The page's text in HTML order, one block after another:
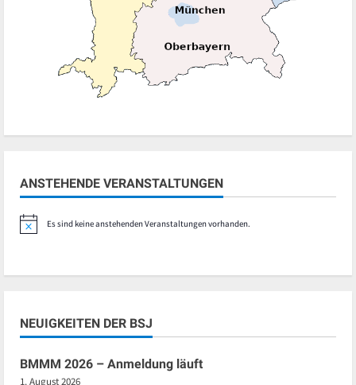
ANSTEHENDE VERANSTALTUNGEN
HinweisEs sind keine anstehenden Veranstaltungen vorhanden.
NEUIGKEITEN DER BSJ
BMMM 2026 – Anmeldung läuft
1. August 2026